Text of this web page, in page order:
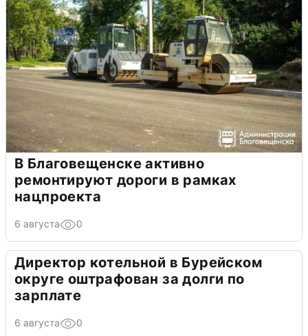
В Благовещенске активно
ремонтируют дороги в рамках
нацпроекта
6 августа 0
Директор котельной в Бурейском
округе оштрафован за долги по
зарплате
6 августа 0